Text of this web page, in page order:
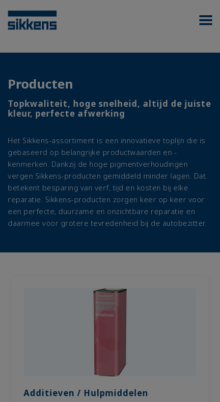
Producten
Topkwaliteit, hoge snelheid, altijd de juiste
kleur, perfecte afwerking
Het Sikkens-assortiment is een innovatieve toplijn die is
gebaseerd op belangrijke productwaarden en -
kenmerken. Dankzij de hoge pigmentverhoudingen
vergen Sikkens-producten gemiddeld minder lagen. Dat
betekent besparing van verf, tijd en kosten bij elke
reparatie. Sikkens-producten zorgen keer op keer voor
een perfecte, duurzame en onzichtbare reparatie en
daarmee voor grotere tevredenheid bij de autobezitter.
Additieven / Hulpmiddelen